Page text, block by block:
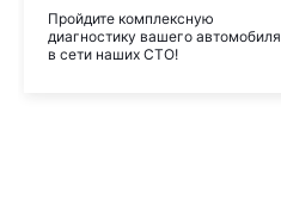
Пройдите комплексную
диагностику вашего автомобиля
в сети наших СТО!